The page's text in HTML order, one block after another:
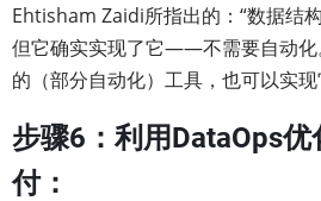
Ehtisham Zaidi所指出的：“数据结
但它确实实现了它——不需要自动化
的（部分自动化）工具，也可以实现
步骤6：利用DataOps
付：